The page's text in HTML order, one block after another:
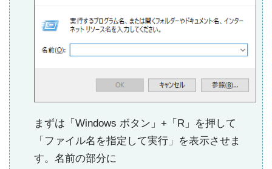
まずは「Windows ボタン」+「R」を押して
「ファイル名を指定して実行」を表示させま
す。名前の部分に